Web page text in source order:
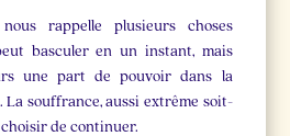
rappelle plusieurs choses
basculer en un instant, mais
une part de pouvoir dans la
La souffrance, aussi extrême soit-
choisir de continuer.